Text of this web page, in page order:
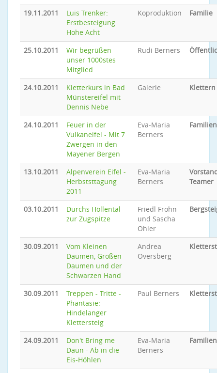
19.11.2011
Luis Trenker:
Erstbesteigung
Hohe Acht
Koproduktion Familie
25.10.2011
Wir begrüßen
unser 1000stes
Mitglied
Rudi Berners
24.10.2011
Kletterkurs in Bad
Münstereifel mit
Dennis Nebe
Galerie Klettern
24.10.2011
Feuer in der
Vulkaneifel - Mit 7
Zwergen in den
Mayener Bergen
Eva-Maria
Berners
13.10.2011
Alpenverein Eifel -
Herbststtagung
2011
Eva-Maria
Berners
Teamer
03.10.2011
Durchs Höllental
zur Zugspitze
Friedl Frohn
und Sascha
Ohler
30.09.2011
Vom Kleinen
Daumen, Großen
Daumen und der
Schwarzen Hand
Andrea
Oversberg
30.09.2011
Treppen - Tritte -
Phantasie:
Hindelanger
Klettersteig
Paul Berners
24.09.2011
Don't Bring me
Daun - Ab in die
Eis-Höhlen
Eva-Maria
Berners